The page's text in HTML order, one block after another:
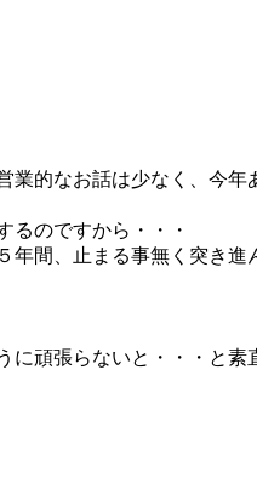
的なお話は少なく、今年
るのですから・・・
間、止まる事無く突き
頑張らないと・・・と素